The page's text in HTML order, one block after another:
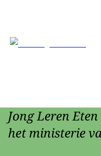
Jong Leren
het ministerie